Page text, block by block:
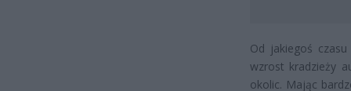
Od jakiegoś
wzrost kradzieży
okolic. Mając